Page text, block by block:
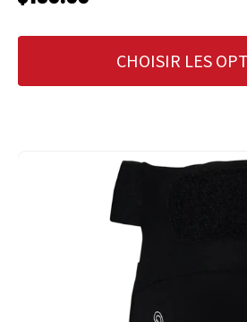
CHOISIR LES